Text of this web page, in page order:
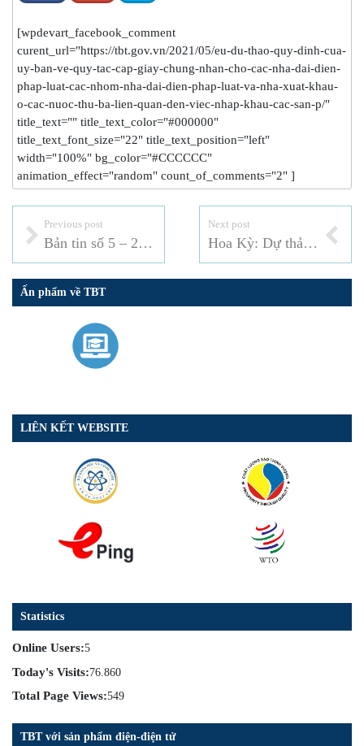
[wpdevart_facebook_comment
curent_url="https://tbt.gov.vn/2021/05/eu-du-thao-quy-dinh-cua-
uy-ban-ve-quy-tac-cap-giay-chung-nhan-cho-cac-nha-dai-dien-
phap-luat-cac-nhom-nha-dai-dien-phap-luat-va-nha-xuat-khau-
o-cac-nuoc-thu-ba-lien-quan-den-viec-nhap-khau-cac-san-p/"
title_text="" title_text_color="#000000"
title_text_font_size="22" title_text_position="left"
width="100%" bg_color="#CCCCCC"
animation_effect="random" count_of_comments="2" ]
Previous post
Bản tin số 5 – 2021
Next post
Hoa Kỳ: Dự thảo quy tắc sử dụng mới đáng kể đối với một số chất hóa học (20-3.B)
Ấn phẩm về TBT
LIÊN KẾT WEBSITE
Statistics
Online Users:5
Today's Visits:76.860
Total Page Views:549
TBT với sản phẩm điện-điện tử